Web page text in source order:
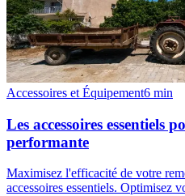
Accessoires et Équipement6 min
Les accessoires essentiels
performante
Maximisez l'efficacité de votre
accessoires essentiels. Optimisez